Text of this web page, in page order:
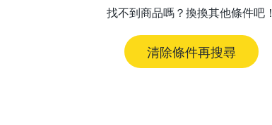
找不到商品嗎？換換其他條件吧！
清除條件再搜尋